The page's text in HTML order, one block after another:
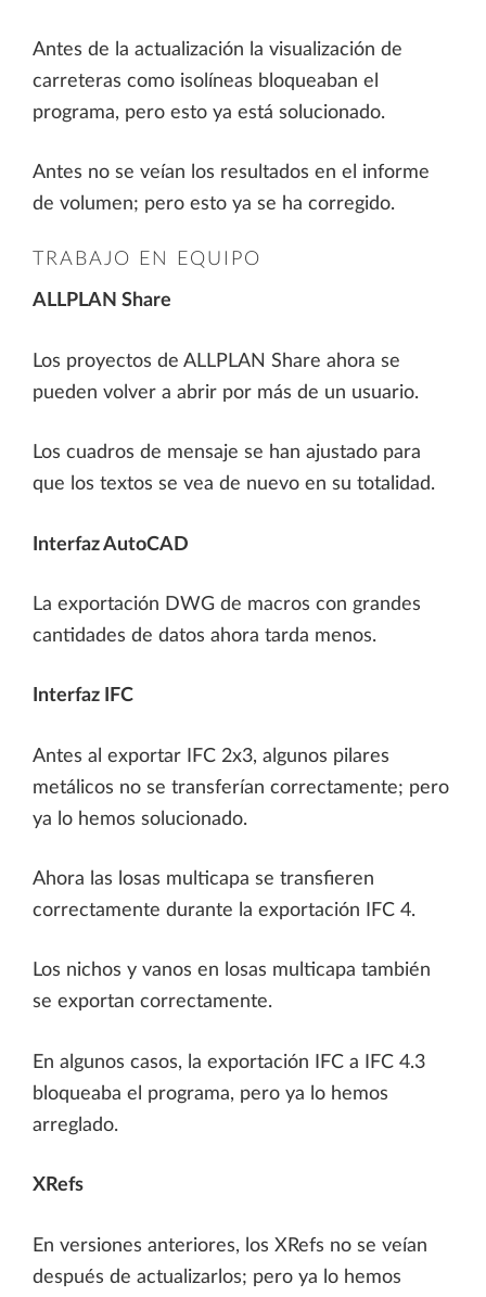
Antes de la actualización la visualización de
carreteras como isolíneas bloqueaban el
programa, pero esto ya está solucionado.
Antes no se veían los resultados en el informe
de volumen; pero esto ya se ha corregido.
TRABAJO EN EQUIPO
ALLPLAN Share
Los proyectos de ALLPLAN Share ahora se
pueden volver a abrir por más de un usuario.
Los cuadros de mensaje se han ajustado para
que los textos se vea de nuevo en su totalidad.
Interfaz AutoCAD
La exportación DWG de macros con grandes
cantidades de datos ahora tarda menos.
Interfaz IFC
Antes al exportar IFC 2x3, algunos pilares
metálicos no se transferían correctamente; pero
ya lo hemos solucionado.
Ahora las losas multicapa se transfieren
correctamente durante la exportación IFC 4.
Los nichos y vanos en losas multicapa también
se exportan correctamente.
En algunos casos, la exportación IFC a IFC 4.3
bloqueaba el programa, pero ya lo hemos
arreglado.
XRefs
En versiones anteriores, los XRefs no se veían
después de actualizarlos; pero ya lo hemos